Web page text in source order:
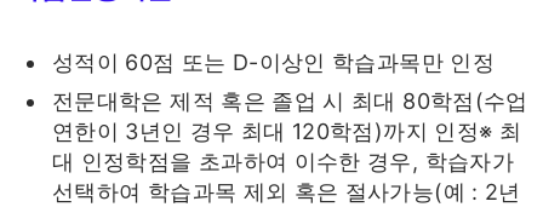
성적이 60점 또는 D-이상인 학습과목만 인정
전문대학은 제적 혹은 졸업 시 최대 80학점(수업
연한이 3년인 경우 최대 120학점)까지 인정※ 최
대 인정학점을 초과하여 이수한 경우, 학습자가
선택하여 학습과목 제외 혹은 절사가능(예 : 2년